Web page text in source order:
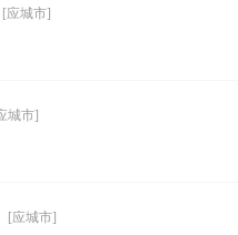
[应城市]
城市]
[应城市]